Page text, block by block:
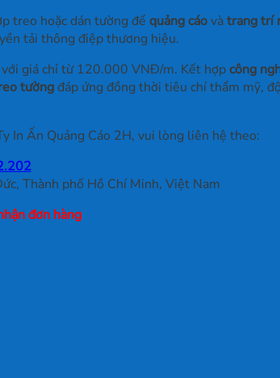
treo hoặc dán tường để quảng cáovàtrang trí
tải thông điệp thương hiệu.
giá chỉ từ 120.000 VNĐ/m. Kết hợpcông
tườngđáp ứng đồng thời tiêu chí thẩm mỹ,
In Ấn Quảng Cáo 2H, vui lòng liên hệ theo:
Thành phố Hồ Chí Minh, Việt Nam
đơn hàng